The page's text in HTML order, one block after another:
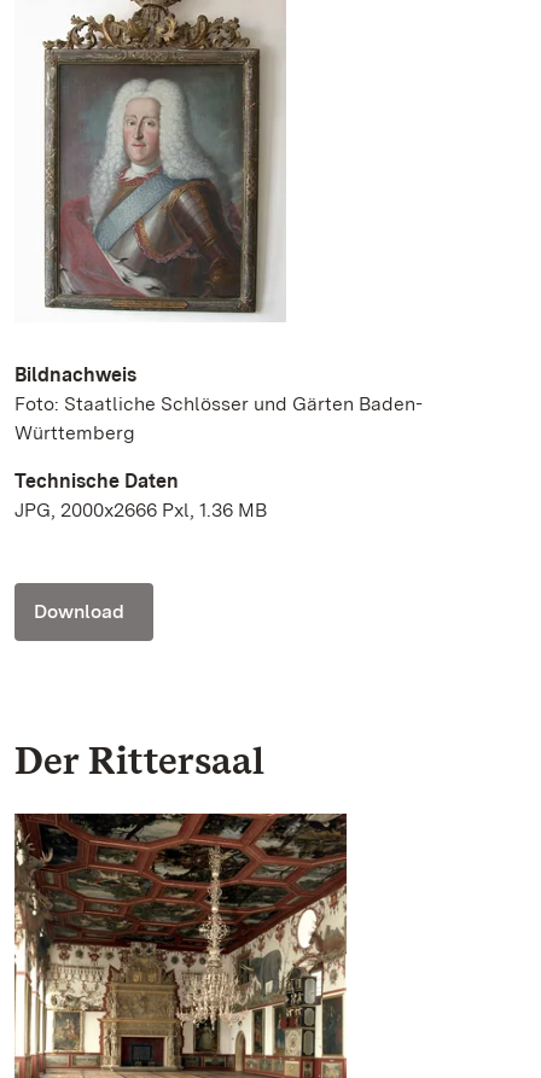
Bildnachweis
Foto: Staatliche Schlösser und Gärten Baden-
Württemberg
Technische Daten
JPG, 2000x2666 Pxl, 1.36 MB
Download
Der Rittersaal